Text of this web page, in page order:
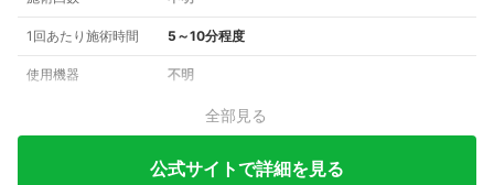
1回あたり施術時間 5～10分程度
使用機器 不明
全部見る
公式サイトで詳細を見る